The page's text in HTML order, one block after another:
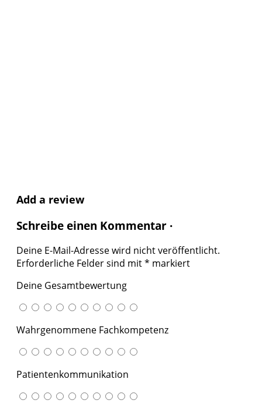
Add a review
Schreibe einen Kommentar ·
Deine E-Mail-Adresse wird nicht veröffentlicht.
Erforderliche Felder sind mit* markiert
Deine Gesamtbewertung
Wahrgenommene Fachkompetenz
Patientenkommunikation